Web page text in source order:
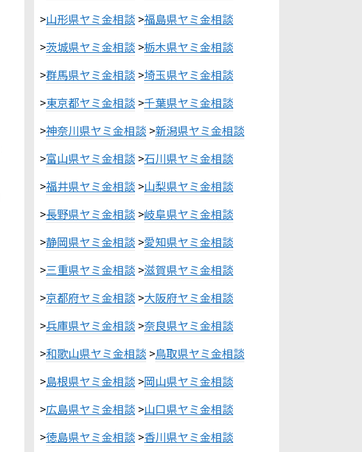
>山形県ヤミ金相談 >福島県ヤミ金相談
>茨城県ヤミ金相談 >栃木県ヤミ金相談
>群馬県ヤミ金相談 >埼玉県ヤミ金相談
>東京都ヤミ金相談 >千葉県ヤミ金相談
>神奈川県ヤミ金相談 >新潟県ヤミ金相談
>富山県ヤミ金相談 >石川県ヤミ金相談
>福井県ヤミ金相談 >山梨県ヤミ金相談
>長野県ヤミ金相談 >岐阜県ヤミ金相談
>静岡県ヤミ金相談 >愛知県ヤミ金相談
>三重県ヤミ金相談 >滋賀県ヤミ金相談
>京都府ヤミ金相談 >大阪府ヤミ金相談
>兵庫県ヤミ金相談 >奈良県ヤミ金相談
>和歌山県ヤミ金相談 >鳥取県ヤミ金相談
>島根県ヤミ金相談 >岡山県ヤミ金相談
>広島県ヤミ金相談 >山口県ヤミ金相談
>徳島県ヤミ金相談 >香川県ヤミ金相談